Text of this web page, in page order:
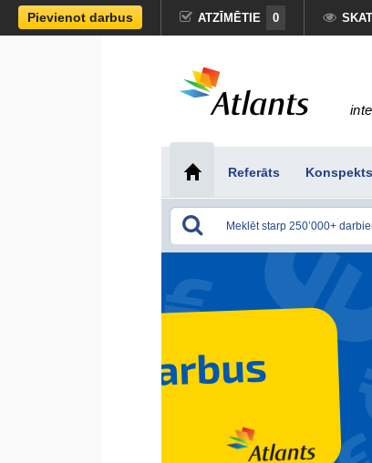
Pievienot darbus ATZĪMĒTIE 0
Referāts Konspekts